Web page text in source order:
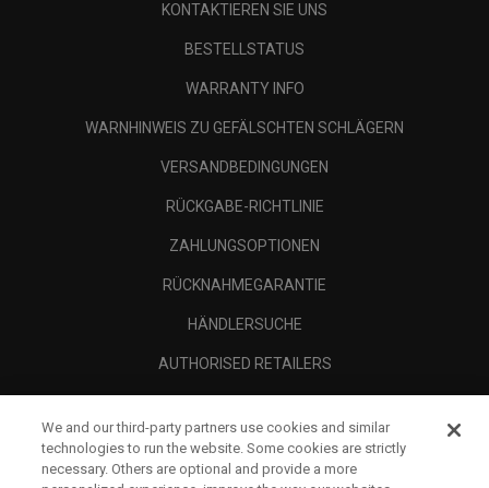
KONTAKTIEREN SIE UNS
BESTELLSTATUS
WARRANTY INFO
WARNHINWEIS ZU GEFÄLSCHTEN SCHLÄGERN
VERSANDBEDINGUNGEN
RÜCKGABE-RICHTLINIE
ZAHLUNGSOPTIONEN
RÜCKNAHMEGARANTIE
HÄNDLERSUCHE
AUTHORISED RETAILERS
UNTERNEHMENSPROFIL
RECHTLICHES-
We and our third-party partners use cookies and similar
technologies to run the website. Some cookies are strictly
necessary. Others are optional and provide a more